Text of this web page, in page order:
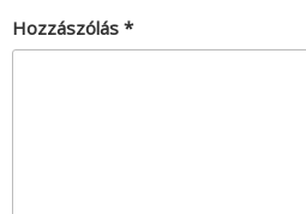
Hozzászólás *